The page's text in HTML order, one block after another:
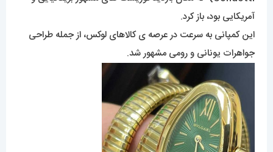
آمریکایی بود، باز کرد.
این کمپانی به سرعت در عرصه ی کالاهای لوکس، از جمله طراحی
جواهرات یونانی و رومی مشهور شد.